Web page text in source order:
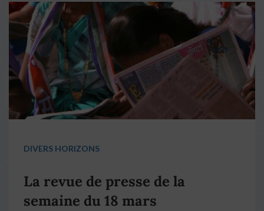
DIVERS HORIZONS
La revue de presse de la
semaine du 18 mars